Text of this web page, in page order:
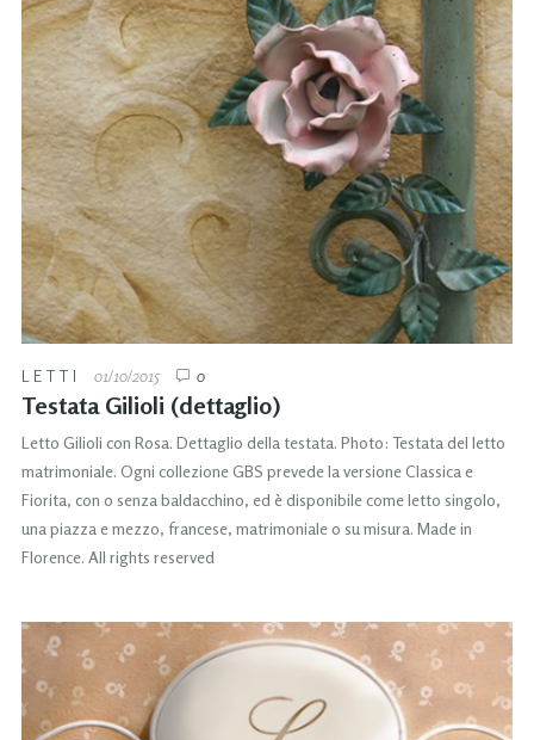
LETTI 01/10/2015 0
Testata Gilioli (dettaglio)
Letto Gilioli con Rosa. Dettaglio della testata. Photo: Testata del letto
matrimoniale. Ogni collezione GBS prevede la versione Classica e
Fiorita, con o senza baldacchino, ed è disponibile come letto singolo,
una piazza e mezzo, francese, matrimoniale o su misura. Made in
Florence. All rights reserved